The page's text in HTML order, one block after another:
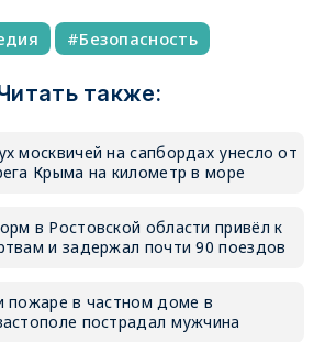
Безопасность
также:
москвичей на сапбордах унесло от
Крыма на километр в море
в Ростовской области привёл к
и задержал почти 90 поездов
пожаре в частном доме в
пострадал мужчина